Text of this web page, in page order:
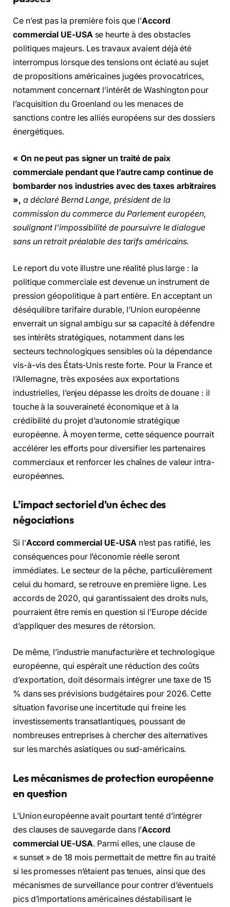
Ce n’est pas la première fois que l’Accord
commercial UE-USAse heurte à des obstacles
politiques majeurs. Les travaux avaient déjà été
interrompus lorsque des tensions ont éclaté au sujet
de propositions américaines jugées provocatrices,
notamment concernant l’intérêt de Washington pour
l’acquisition du Groenland ou les menaces de
sanctions contre les alliés européens sur des dossiers
énergétiques.
« On ne peut pas signer un traité de paix
commerciale pendant que l’autre camp continue de
bombarder nos industries avec des taxes arbitraires
», a déclaré Bernd Lange, président de la
commission du commerce du Parlement européen,
soulignant l’impossibilité de poursuivre le dialogue
sans un retrait préalable des tarifs américains.
Le report du vote illustre une réalité plus large : la
politique commerciale est devenue un instrument de
pression géopolitique à part entière. En acceptant un
déséquilibre tarifaire durable, l’Union européenne
enverrait un signal ambigu sur sa capacité à défendre
ses intérêts stratégiques, notamment dans les
secteurs technologiques sensibles où la dépendance
vis-à-vis des États-Unis reste forte. Pour la France et
l’Allemagne, très exposées aux exportations
industrielles, l’enjeu dépasse les droits de douane : il
touche à la souveraineté économique et à la
crédibilité du projet d’autonomie stratégique
européenne. À moyen terme, cette séquence pourrait
accélérer les efforts pour diversifier les partenaires
commerciaux et renforcer les chaînes de valeur intra-
européennes.
L’impact sectoriel d’un échec des
négociations
Si l’Accord commercial UE-USA n’est pas ratifié, les
conséquences pour l’économie réelle seront
immédiates. Le secteur de la pêche, particulièrement
celui du homard, se retrouve en première ligne. Les
accords de 2020, qui garantissaient des droits nuls,
pourraient être remis en question si l’Europe décide
d’appliquer des mesures de rétorsion.
De même, l’industrie manufacturière et technologique
européenne, qui espérait une réduction des coûts
d’exportation, doit désormais intégrer une taxe de 15
% dans ses prévisions budgétaires pour 2026. Cette
situation favorise une incertitude qui freine les
investissements transatlantiques, poussant de
nombreuses entreprises à chercher des alternatives
sur les marchés asiatiques ou sud-américains.
Les mécanismes de protection européenne
en question
L’Union européenne avait pourtant tenté d’intégrer
des clauses de sauvegarde dans l’Accord
commercial UE-USA. Parmi elles, une clause de
« sunset » de 18 mois permettait de mettre fin au traité
si les promesses n’étaient pas tenues, ainsi que des
mécanismes de surveillance pour contrer d’éventuels
pics d’importations américaines déstabilisant le